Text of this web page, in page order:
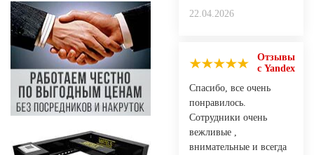
22.04.2026
Отзывы
с Yandex
Спасибо, все очень
понравилось.
Сотрудники очень
вежливые ,
внимательные и всегда